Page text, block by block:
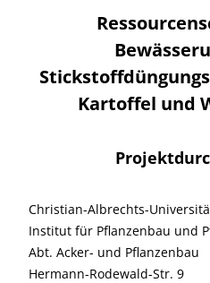
Kartoffel und
Christian-Albrechts-
Institut für Pflanzenbau und
Abt. Acker- und Pflanzenbau
Hermann-Rodewald-Str. 9